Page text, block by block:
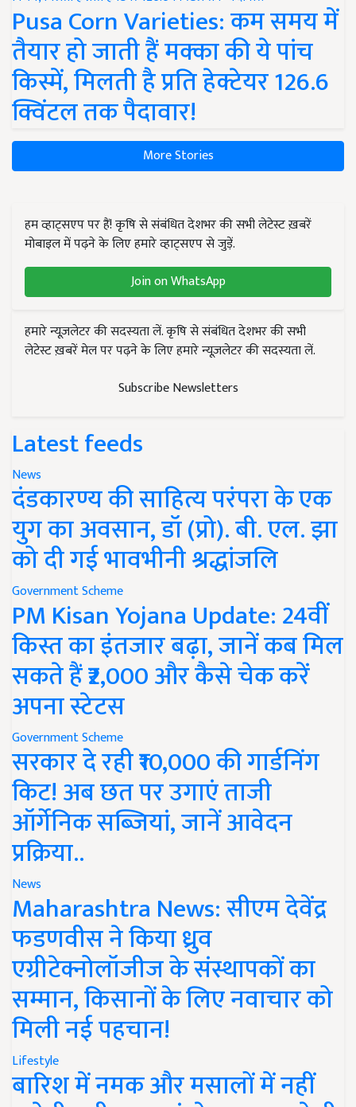
Pusa Corn Varieties: कम समय में
तैयार हो जाती हैं मक्का की ये पांच
किस्में, मिलती है प्रति हेक्टेयर 126.6
क्विंटल तक पैदावार!
More Stories
हम व्हाट्सएप पर हैं! कृषि से संबंधित देशभर की सभी लेटेस्ट ख़बरें
मोबाइल में पढ़ने के लिए हमारे व्हाट्सएप से जुड़ें.
Join on WhatsApp
हमारे न्यूज़लेटर की सदस्यता लें. कृषि से संबंधित देशभर की सभी
लेटेस्ट ख़बरें मेल पर पढ़ने के लिए हमारे न्यूज़लेटर की सदस्यता लें.
Subscribe Newsletters
Latest feeds
News
दंडकारण्य की साहित्य परंपरा के एक
युग का अवसान, डॉ (प्रो). बी. एल. झा
को दी गई भावभीनी श्रद्धांजलि
Government Scheme
PM Kisan Yojana Update: 24वीं
किस्त का इंतजार बढ़ा, जानें कब मिल
सकते हैं ₹2,000 और कैसे चेक करें
अपना स्टेटस
Government Scheme
सरकार दे रही ₹10,000 की गार्डनिंग
किट! अब छत पर उगाएं ताजी
ऑर्गेनिक सब्जियां, जानें आवेदन
प्रक्रिया..
News
Maharashtra News: सीएम देवेंद्र
फडणवीस ने किया ध्रुव
एग्रीटेक्नोलॉजीज के संस्थापकों का
सम्मान, किसानों के लिए नवाचार को
मिली नई पहचान!
Lifestyle
बारिश में नमक और मसालों में नहीं